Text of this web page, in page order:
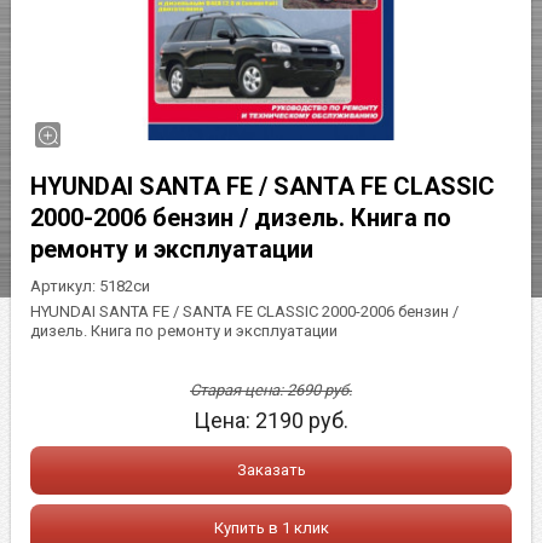
HYUNDAI SANTA FE / SANTA FE CLASSIC
2000-2006 бензин / дизель. Книга по
ремонту и эксплуатации
Артикул: 5182си
HYUNDAI SANTA FE / SANTA FE CLASSIC 2000-2006 бензин /
дизель. Книга по ремонту и эксплуатации
Старая цена:2690руб.
Цена: 2190 руб.
Заказать
Купить в 1 клик